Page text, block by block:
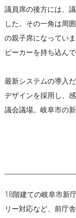
議員席の後方には、
した。その一角は周
の親子席になってい
ビーカーを持ち込ん
最新システムの導入
デザインを採用し、
議会議場。岐阜市の
18階建ての岐阜市新
リー対応など、前庁